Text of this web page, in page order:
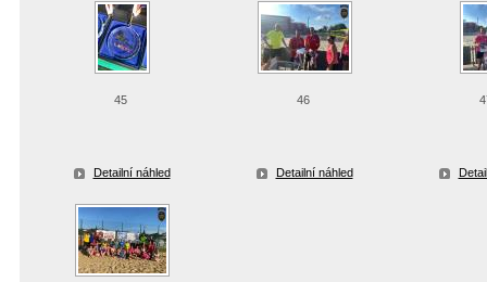
45
Detailní náhled
46
Detailní náhled